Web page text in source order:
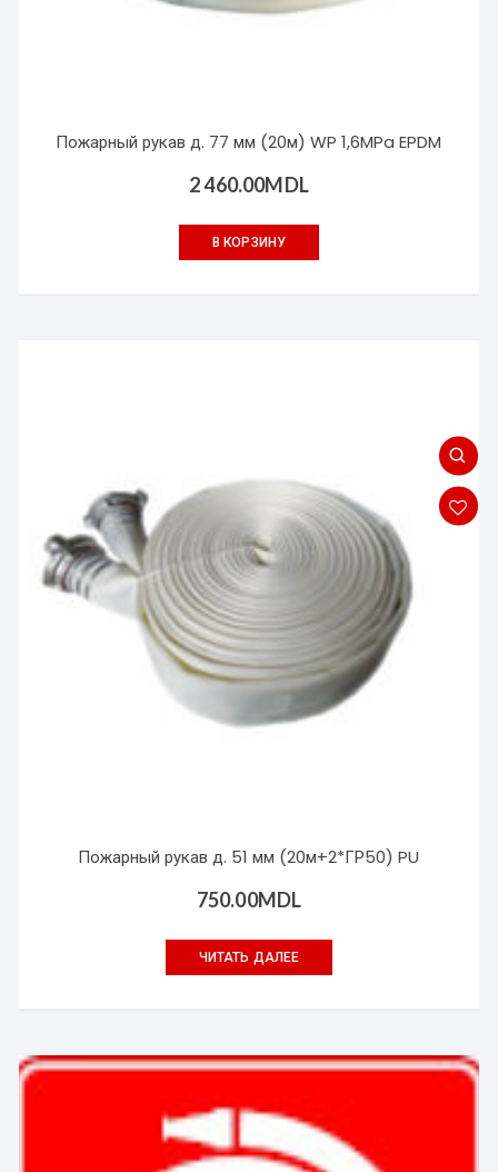
Пожарный рукав д. 77 мм (20м) WP 1,6MPa EPDM
2 460.00MDL
В КОРЗИНУ
Пожарный рукав д. 51 мм (20м+2*ГР50) PU
750.00MDL
ЧИТАТЬ ДАЛЕЕ